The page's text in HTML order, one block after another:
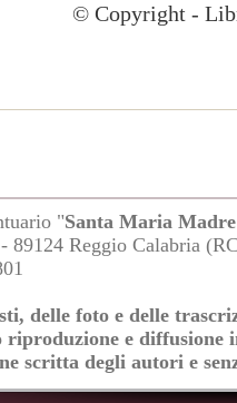
- Libreria
"Santa Maria
89124 Reggio Calabria
delle foto e delle
e diffusione
scritta degli autori e